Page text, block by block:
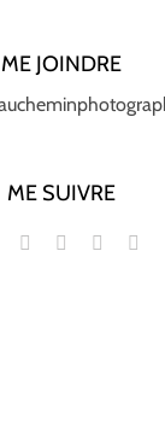
ME JOINDRE
ME SUIVRE